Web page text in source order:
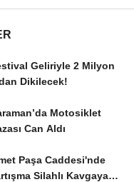
Geliriyle 2 Milyon
Dikilecek!
Motosiklet
Can Aldı
Paşa Caddesi'nde
Silahlı Kavgaya